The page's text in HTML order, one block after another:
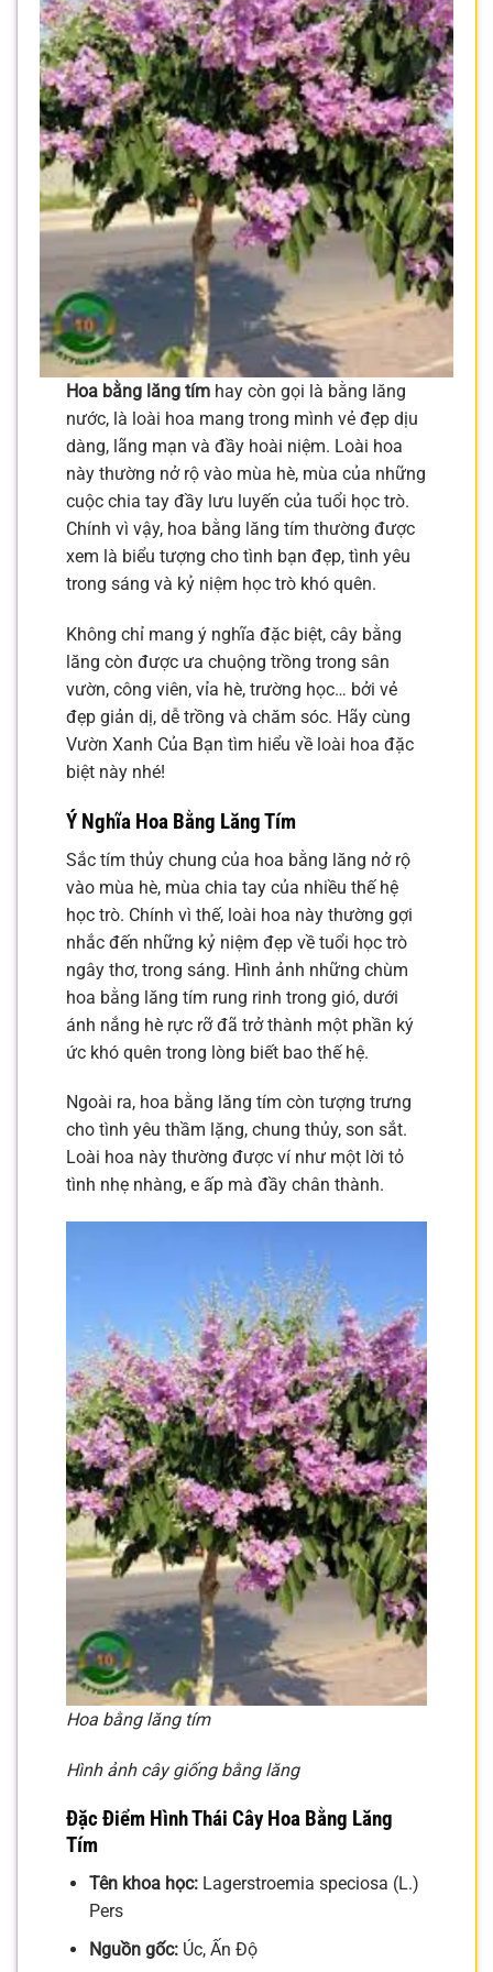
Hoa bằng lăng tím hay còn gọi là bằng lăng
nước, là loài hoa mang trong mình vẻ đẹp dịu
dàng, lãng mạn và đầy hoài niệm. Loài hoa
này thường nở rộ vào mùa hè, mùa của những
cuộc chia tay đầy lưu luyến của tuổi học trò.
Chính vì vậy, hoa bằng lăng tím thường được
xem là biểu tượng cho tình bạn đẹp, tình yêu
trong sáng và kỷ niệm học trò khó quên.
Không chỉ mang ý nghĩa đặc biệt, cây bằng
lăng còn được ưa chuộng trồng trong sân
vườn, công viên, vỉa hè, trường học… bởi vẻ
đẹp giản dị, dễ trồng và chăm sóc. Hãy cùng
Vườn Xanh Của Bạn tìm hiểu về loài hoa đặc
biệt này nhé!
Ý Nghĩa Hoa Bằng Lăng Tím
Sắc tím thủy chung của hoa bằng lăng nở rộ
vào mùa hè, mùa chia tay của nhiều thế hệ
học trò. Chính vì thế, loài hoa này thường gợi
nhắc đến những kỷ niệm đẹp về tuổi học trò
ngây thơ, trong sáng. Hình ảnh những chùm
hoa bằng lăng tím rung rinh trong gió, dưới
ánh nắng hè rực rỡ đã trở thành một phần ký
ức khó quên trong lòng biết bao thế hệ.
Ngoài ra, hoa bằng lăng tím còn tượng trưng
cho tình yêu thầm lặng, chung thủy, son sắt.
Loài hoa này thường được ví như một lời tỏ
tình nhẹ nhàng, e ấp mà đầy chân thành.
Hoa bằng lăng tím
Hình ảnh cây giống bằng lăng
Đặc Điểm Hình Thái Cây Hoa Bằng Lăng
Tím
Tên khoa học:Lagerstroemia speciosa (L.)
Pers
Nguồn gốc:Úc, Ấn Độ